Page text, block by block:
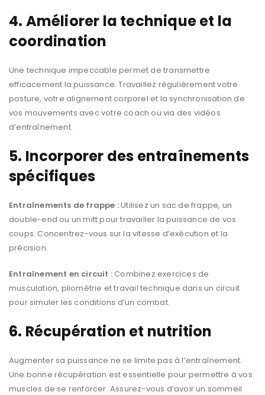
4. Améliorer la technique et la
coordination
Une technique impeccable permet de transmettre
efficacement la puissance. Travaillez régulièrement votre
posture, votre alignement corporel et la synchronisation de
vos mouvements avec votre coach ou via des vidéos
d’entraînement.
5. Incorporer des entraînements
spécifiques
Entraînements de frappe :Utilisez un sac de frappe, un
double-end ou un mitt pour travailler la puissance de vos
coups. Concentrez-vous sur la vitesse d’exécution et la
précision.
Entraînement en circuit : Combinez exercices de
musculation, pliométrie et travail technique dans un circuit
pour simuler les conditions d’un combat.
6. Récupération et nutrition
Augmenter sa puissance ne se limite pas à l’entraînement.
Une bonne récupération est essentielle pour permettre à vos
muscles de se renforcer. Assurez-vous d’avoir un sommeil